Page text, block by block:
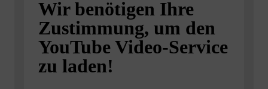
Wir benötigen Ihre
Zustimmung, um den
YouTube Video-Service
zu laden!